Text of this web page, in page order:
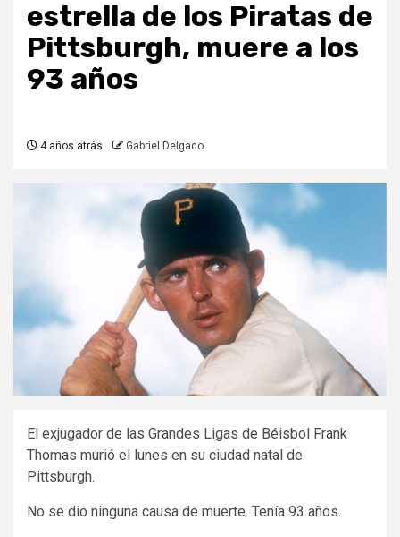
estrella de los Piratas de
Pittsburgh, muere a los
93 años
4 años atrás Gabriel Delgado
El exjugador de las Grandes Ligas de Béisbol Frank
Thomas murió el lunes en su ciudad natal de
Pittsburgh.
No se dio ninguna causa de muerte. Tenía 93 años.